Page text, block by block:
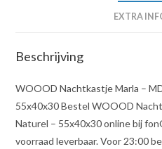
EXTRA
Beschrijving
WOOOD Nachtkastje Marla –
55x40x30 Bestel WOOOD
Naturel – 55x40x30 online bij
voorraad leverbaar. Voor 23:00